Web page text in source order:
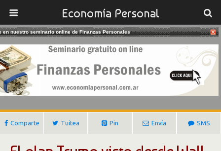
Economía Personal
04/12/2016
Trump Y Wall Street
Gustavo Ibañez Padilla
Comparte Tuitea Pin Envía SMS
en nuestro seminario online de Finanzas Personales